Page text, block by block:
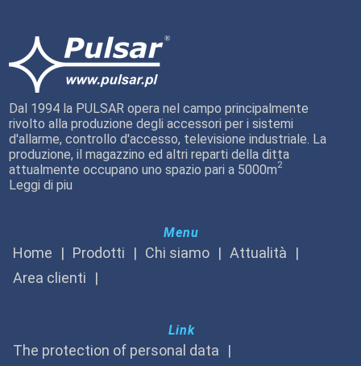
Dal 1994 la PULSAR opera nel campo principalmente
rivolto alla produzione degli accessori per i sistemi
d'allarme, controllo d'accesso, televisione industriale. La
produzione, il magazzino ed altri reparti della ditta
attualmente occupano uno spazio pari a 5000m2
Leggi di piu
Menu
Home Prodotti Chi siamo
Attualità
Area clienti
Link
The protection of personal data